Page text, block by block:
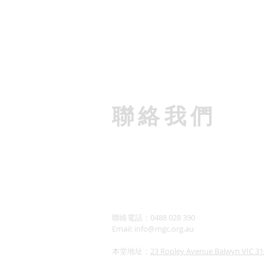
​聯絡我們
聯絡電話：0488 028 390
Email: info@mgc.org.au
本堂地址： 23 Ropley Avenue Balwyn VIC